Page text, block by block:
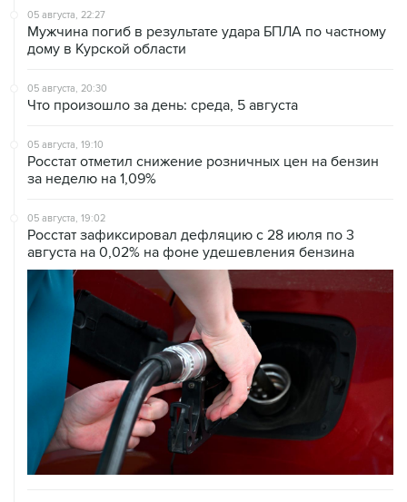
05 августа, 22:27
Мужчина погиб в результате удара БПЛА по частному
дому в Курской области
05 августа, 20:30
Что произошло за день: среда, 5 августа
05 августа, 19:10
Росстат отметил снижение розничных цен на бензин
за неделю на 1,09%
05 августа, 19:02
Росстат зафиксировал дефляцию с 28 июля по 3
августа на 0,02% на фоне удешевления бензина